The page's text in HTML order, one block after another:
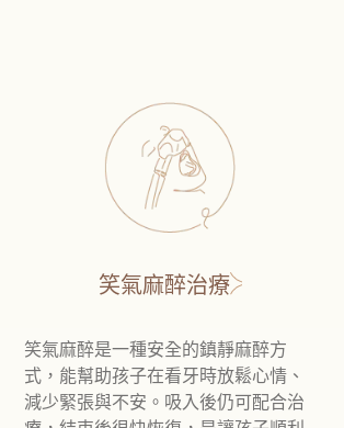
笑氣麻醉治療
笑氣麻醉是一種安全的鎮靜麻醉方
式，能幫助孩子在看牙時放鬆心情、
減少緊張與不安。吸入後仍可配合治